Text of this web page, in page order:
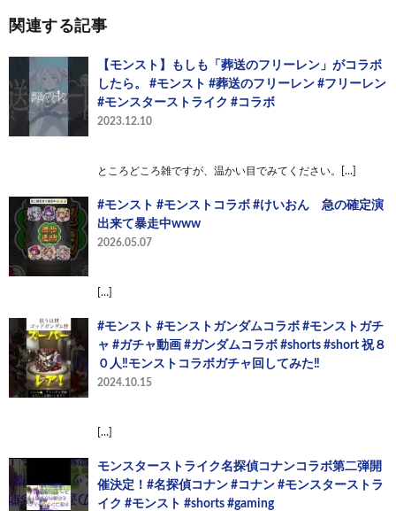
関連する記事
【モンスト】もしも「葬送のフリーレン」がコラボ
したら。 #モンスト #葬送のフリーレン #フリーレン
#モンスターストライク #コラボ
2023.12.10
ところどころ雑ですが、温かい目でみてください。[…]
#モンスト #モンストコラボ #けいおん 急の確定演
出来て暴走中www
2026.05.07
[…]
#モンスト #モンストガンダムコラボ #モンストガチ
ャ #ガチャ動画 #ガンダムコラボ #shorts #short 祝８
０人‼️モンストコラボガチャ回してみた‼️
2024.10.15
[…]
モンスターストライク名探偵コナンコラボ第二弾開
催決定！#名探偵コナン #コナン #モンスターストラ
イク #モンスト #shorts #gaming